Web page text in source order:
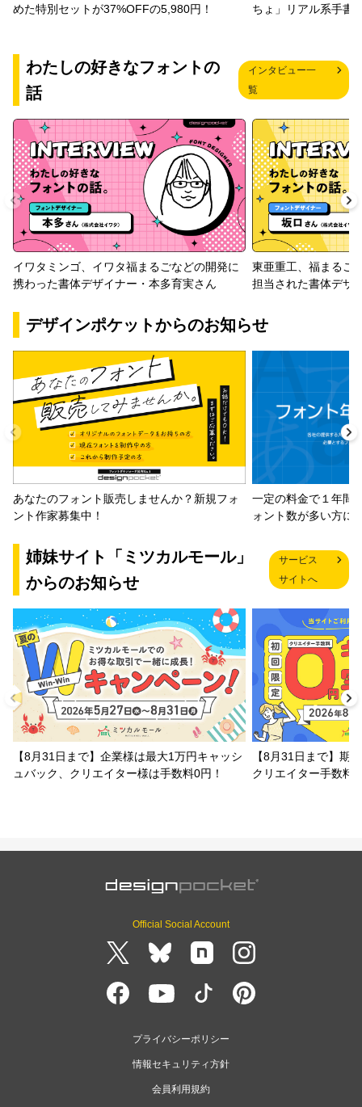
めた特別セットが37%OFFの5,980円！
ちょ」リアル系手書
わたしの好きなフォントの
話
インタビュー一
覧
イワタミンゴ、イワタ福まるごなどの開発に
携わった書体デザイナー・本多育実さん
東亜重工、福まるご
担当された書体デザ
デザインポケットからのお知らせ
あなたのフォント販売しませんか？新規フォ
ント作家募集中！
一定の料金で１年間
ォント数が多い方に
姉妹サイト「ミツカルモール」
からのお知らせ
サービス
サイトへ
【8月31日まで】企業様は最大1万円キャッシ
ュバック、クリエイター様は手数料0円！
【8月31日まで】期
クリエイター手数料
Official Social Account
プライバシーポリシー
情報セキュリティ方針
会員利用規約